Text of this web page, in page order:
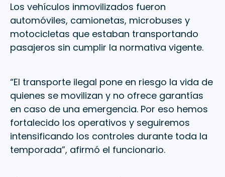
Los vehículos inmovilizados fueron
automóviles, camionetas, microbuses y
motocicletas que estaban transportando
pasajeros sin cumplir la normativa vigente.
“El transporte ilegal pone en riesgo la vida de
quienes se movilizan y no ofrece garantías
en caso de una emergencia. Por eso hemos
fortalecido los operativos y seguiremos
intensificando los controles durante toda la
temporada”, afirmó el funcionario.